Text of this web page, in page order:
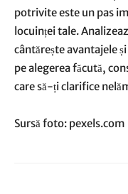
potrivite este un pas
locuinței tale.
cântărește avantajele
pe alegerea făcută,
care să-ți clarifice
Sursă foto: pexels.com